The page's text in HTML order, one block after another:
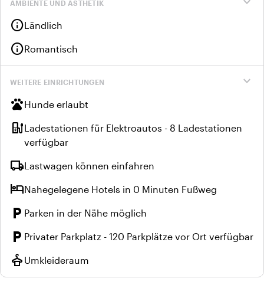
AMBIENTE UND ÄSTHETIK
infoLändlich
infoRomantisch
expand_more
WEITERE EINRICHTUNGEN
petsHunde erlaubt
ev_stationLadestationen für Elektroautos - 8 Ladestationen
verfügbar
local_shippingLastwagen können einfahren
hotelNahegelegene Hotels in 0 Minuten Fußweg
local_parking Parken in der Nähe möglich
local_parking Privater Parkplatz - 120 Parkplätze vor Ort verfügbar
styler Umkleideraum